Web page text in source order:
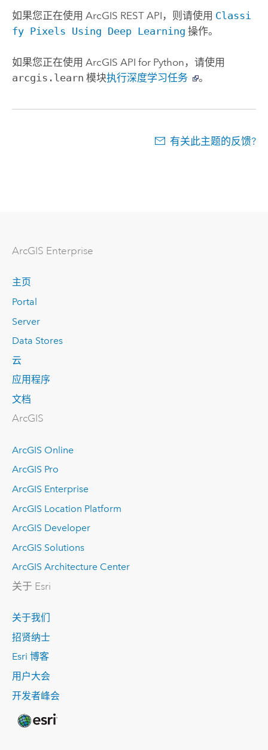
如果您正在使用 ArcGIS REST API ，则请使用 Classi
fy Pixels Using Deep Learning 操作。
如果您正在使用 ArcGIS API for Python ，请使用
arcgis.learn 模块执行深度学习任务 。
有关此主题的反馈?
ArcGIS Enterprise
主页
Portal
Server
Data Stores
云
应用程序
文档
ArcGIS
ArcGIS Online
ArcGIS Pro
ArcGIS Enterprise
ArcGIS Location Platform
ArcGIS Developer
ArcGIS Solutions
ArcGIS Architecture Center
关于 Esri
关于我们
招贤纳士
Esri 博客
用户大会
开发者峰会